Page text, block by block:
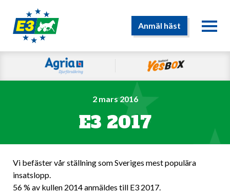
Anmäl häst
2 mars 2016
E3 2017
Vi befäster vår ställning som Sveriges mest populära
insatslopp.
56 % av kullen 2014 anmäldes till E3 2017.